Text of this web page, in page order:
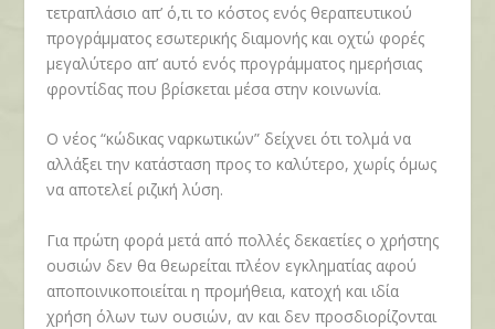
τετραπλάσιο απ’ ό,τι το κόστος ενός θεραπευτικού
προγράμματος εσωτερικής διαμονής και οχτώ φορές
μεγαλύτερο απ’ αυτό ενός προγράμματος ημερήσιας
φροντίδας που βρίσκεται μέσα στην κοινωνία.
Ο νέος “κώδικας ναρκωτικών” δείχνει ότι τολμά να
αλλάξει την κατάσταση προς το καλύτερο, χωρίς όμως
να αποτελεί ριζική λύση.
Για πρώτη φορά μετά από πολλές δεκαετίες ο χρήστης
ουσιών δεν θα θεωρείται πλέον εγκληματίας αφού
αποποινικοποιείται η προμήθεια, κατοχή και ιδία
χρήση όλων των ουσιών, αν και δεν προσδιορίζονται